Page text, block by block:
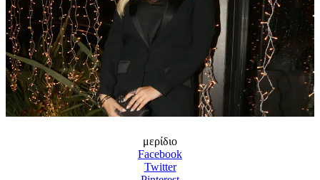
μερίδιο
Facebook
Twitter